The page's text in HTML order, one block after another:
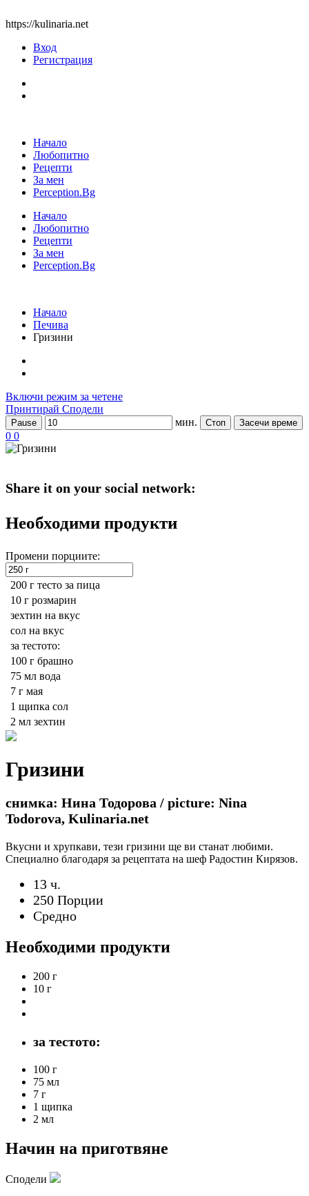
https://kulinaria.net
Вход
Регистрация
Начало
Любопитно
Рецепти
За мен
Perception.Bg
Начало
Любопитно
Рецепти
За мен
Perception.Bg
Начало
Печива
Гризини
Включи режим за четене
Принтирай Сподели
Pause мин. Стоп Засечи време
0 0
Share it on your social network:
Необходими продукти
Промени порциите:
200 г тесто за пица
10 г розмарин
зехтин на вкус
сол на вкус
за тестото:
100 г брашно
75 мл вода
7 г мая
1 щипка сол
2 мл зехтин
Гризини
снимка: Нина Тодорова / picture: Nina
Todorova, Kulinaria.net
Вкусни и хрупкави, тези гризини ще ви станат любими.
Специално благодаря за рецептата на шеф Радостин Кирязов.
13 ч.
250 Порции
Средно
Необходими продукти
200 г
10 г
за тестото:
100 г
75 мл
7 г
1 щипка
2 мл
Начин на приготвяне
Сподели